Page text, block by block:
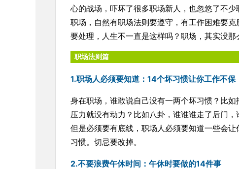
心的战场，吓坏了很多职场新人，也忽悠了不少
职场，自然有职场法则要遵守，有工作困难要克
要处理，人生不一直是这样吗？职场，其实没那
职场法则篇
1.职场人必须要知道：14个坏习惯让你工作不保
身在职场，谁敢说自己没有一两个坏习惯？比如
压力就没有动力？比如八卦，谁谁谁走了后门，
但是必须要有底线，职场人必须要知道一些会让
习惯。切忌要改掉。
2.不要浪费午休时间：午休时要做的14件事